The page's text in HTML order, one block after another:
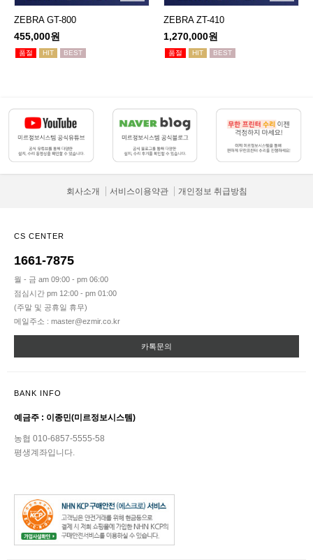
ZEBRA GT-800
455,000원
품절 HIT BEST
ZEBRA ZT-410
1,270,000원
품절 HIT BEST
회사소개 서비스이용약관 개인정보 취급방침
CS CENTER
1661-7875
월 - 금 am 09:00 - pm 06:00
점심시간 pm 12:00 - pm 01:00
(주말 및 공휴일 휴무)
메일주소 : master@ezmir.co.kr
카톡문의
BANK INFO
예금주 : 이종민(미르정보시스템)
농협 010-6857-5555-58
평생계좌입니다.